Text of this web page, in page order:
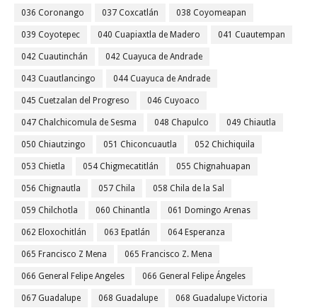
036 Coronango 037 Coxcatlán 038 Coyomeapan
039 Coyotepec 040 Cuapiaxtla de Madero 041 Cuautempan
042 Cuautinchán 042 Cuayuca de Andrade
043 Cuautlancingo 044 Cuayuca de Andrade
045 Cuetzalan del Progreso 046 Cuyoaco
047 Chalchicomula de Sesma 048 Chapulco 049 Chiautla
050 Chiautzingo 051 Chiconcuautla 052 Chichiquila
053 Chietla 054 Chigmecatitlán 055 Chignahuapan
056 Chignautla 057 Chila 058 Chila de la Sal
059 Chilchotla 060 Chinantla 061 Domingo Arenas
062 Eloxochitlán 063 Epatlán 064 Esperanza
065 Francisco Z Mena 065 Francisco Z. Mena
066 General Felipe Angeles 066 General Felipe Ángeles
067 Guadalupe 068 Guadalupe 068 Guadalupe Victoria